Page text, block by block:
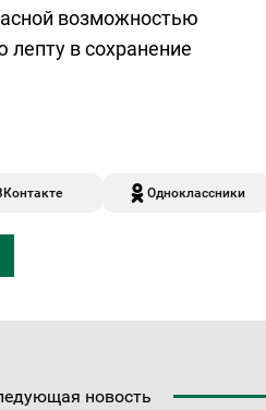
возможностью
лепту в сохранение
Одноклассники
новость